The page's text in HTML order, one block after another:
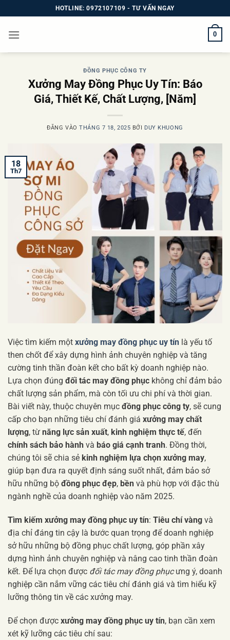
qua
nội
HOTLINE: 0972107109 - TƯ VẤN NGAY
0
ĐỒNG PHỤC CÔNG TY
Xưởng May Đồng Phục Uy Tín: Báo
Giá, Thiết Kế, Chất Lượng, [Năm]
ĐĂNG VÀOTHÁNG 7 18, 2025 BỞI DUY KHUONG
18
Th7
Việc tìm kiếm một xưởng may đồng phục uy tín là yếu tố
then chốt để xây dựng hình ảnh chuyên nghiệp và tăng
cường tinh thần đoàn kết cho bất kỳ doanh nghiệp nào.
Lựa chọn đúng đối tác may đồng phục không chỉ đảm bảo
chất lượng sản phẩm, mà còn tối ưu chi phí và thời gian.
Bài viết này, thuộc chuyên mục đồng phục công ty, sẽ cung
cấp cho bạn những tiêu chí đánh giá xưởng may chất
lượng, từ năng lực sản xuất, kinh nghiệm thực tế, đến
chính sách bảo hành và báo giá cạnh tranh. Đồng thời,
chúng tôi sẽ chia sẻ kinh nghiệm lựa chọn xưởng may,
giúp bạn đưa ra quyết định sáng suốt nhất, đảm bảo sở
hữu những bộ đồng phục đẹp, bền và phù hợp với đặc thù
ngành nghề của doanh nghiệp vào năm 2025.
Tìm kiếm xưởng may đồng phục uy tín: Tiêu chí vàng và
địa chỉ đáng tin cậy là bước quan trọng để doanh nghiệp
sở hữu những bộ đồng phục chất lượng, góp phần xây
dựng hình ảnh chuyên nghiệp và nâng cao tinh thần đoàn
kết. Để lựa chọn được đối tác may đồng phụcưng ý, doanh
nghiệp cần nắm vững các tiêu chí đánh giá và tìm hiểu kỹ
lưỡng thông tin về các xưởng may.
Để chọn được xưởng may đồng phục uy tín, bạn cần xem
xét kỹ lưỡng các tiêu chí sau: